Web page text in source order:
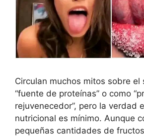
Circulan muchos mitos sobre el
“fuente de proteínas” o como
rejuvenecedor”, pero la verdad
nutricional es mínimo. Aunque
pequeñas cantidades de